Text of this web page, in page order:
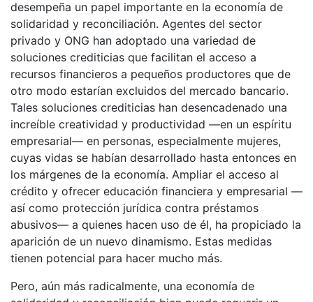
desempeña un papel importante en la economía de
solidaridad y reconciliación. Agentes del sector
privado y ONG han adoptado una variedad de
soluciones crediticias que facilitan el acceso a
recursos financieros a pequeños productores que de
otro modo estarían excluidos del mercado bancario.
Tales soluciones crediticias han desencadenado una
increíble creatividad y productividad —en un espíritu
empresarial— en personas, especialmente mujeres,
cuyas vidas se habían desarrollado hasta entonces en
los márgenes de la economía. Ampliar el acceso al
crédito y ofrecer educación financiera y empresarial —
así como protección jurídica contra préstamos
abusivos— a quienes hacen uso de él, ha propiciado la
aparición de un nuevo dinamismo. Estas medidas
tienen potencial para hacer mucho más.
Pero, aún más radicalmente, una economía de